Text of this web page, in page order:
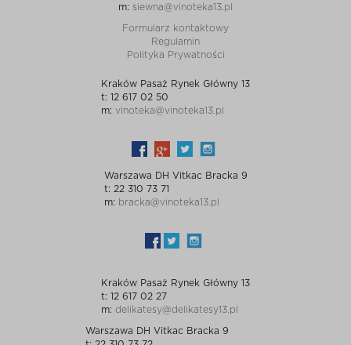
m: siewna@vinoteka13.pl
Formularz kontaktowy
Regulamin
Polityka Prywatności
Kraków Pasaż Rynek Główny 13
t: 12 617 02 50
m: vinoteka@vinoteka13.pl
Warszawa DH Vitkac Bracka 9
t: 22 310 73 71
m: bracka@vinoteka13.pl
Kraków Pasaż Rynek Główny 13
t: 12 617 02 27
m: delikatesy@delikatesy13.pl
Warszawa DH Vitkac Bracka 9